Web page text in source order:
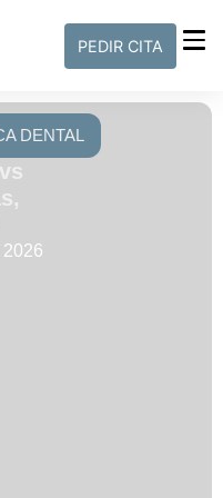
PEDIR CITA
DENTAL
2026